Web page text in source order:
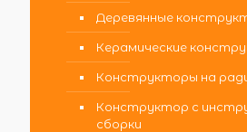
Деревянные
Керамические
Конструкторы на
Конструктор с
сборки